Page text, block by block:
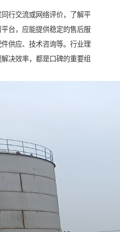
行交流或网络评价，了解平
台，应能提供稳定的售后服
供应、技术咨询等。行业理
决效率，都是口碑的重要组